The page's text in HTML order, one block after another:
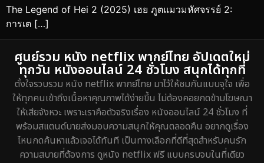
The Legend of Hei 2 (2025) เฮย ภูตแมวมหัศจรรย์ 2:
การเต […]
ศูนย์รวม หนัง netflix พากย์ไทย อัปเดตใหม่
ทุกวัน หนังออนไลน์ 24 ชั่วโมง สนุกได้ทุกที่
ตั้งใจรวบรวม หนัง netflix พากย์ไทย มาไว้ให้ชมกันแบบจุใจ เพื่อ
ให้ทุกคนเข้าถึงเนื้อหาคุณภาพได้ง่ายขึ้น ไม่ต้องคอยกดข้ามโฆษณา
ให้เสียจังหวะ เพราะเราคือตัวจริงเรื่อง หนังออนไลน์ 24 ชั่วโมง ที่
พร้อมสแตนด์บายส่งมอบความสนุกให้คุณตลอดคืน อยากดูเรื่อง
ไหนกดค้นหาแล้วเจอได้ทันที เป็นทางเลือกที่ดีที่สุดสำหรับคนรัก
ความสบายที่ต้องการ ดูหนัง netflix ฟรี แบบครบจบในที่เดียว